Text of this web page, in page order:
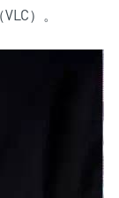
）。